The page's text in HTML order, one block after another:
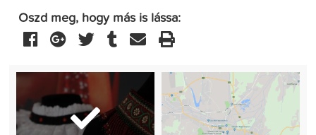
Oszd meg, hogy más is lássa: